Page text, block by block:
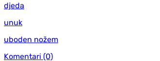
djeda
unuk
uboden nožem
Komentari (0)